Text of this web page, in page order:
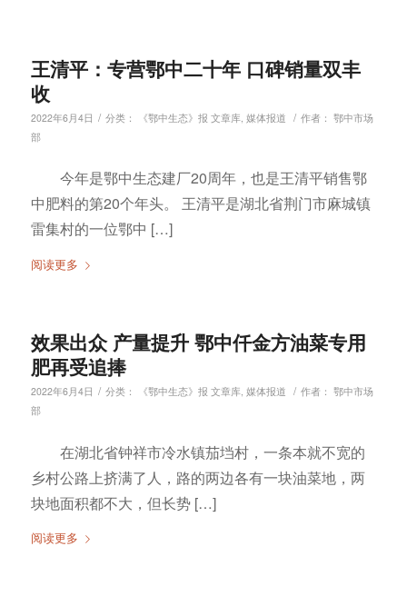
王清平：专营鄂中二十年 口碑销量双丰
收
2022年6月4日 / 分类： 《鄂中生态》报 文章库, 媒体报道 / 作者： 鄂中市场
部
今年是鄂中生态建厂20周年，也是王清平销售鄂
中肥料的第20个年头。 王清平是湖北省荆门市麻城镇
雷集村的一位鄂中 […]
阅读更多
效果出众 产量提升 鄂中仟金方油菜专用
肥再受追捧
2022年6月4日 / 分类： 《鄂中生态》报 文章库, 媒体报道 / 作者： 鄂中市场
部
在湖北省钟祥市冷水镇茄垱村，一条本就不宽的
乡村公路上挤满了人，路的两边各有一块油菜地，两
块地面积都不大，但长势 […]
阅读更多